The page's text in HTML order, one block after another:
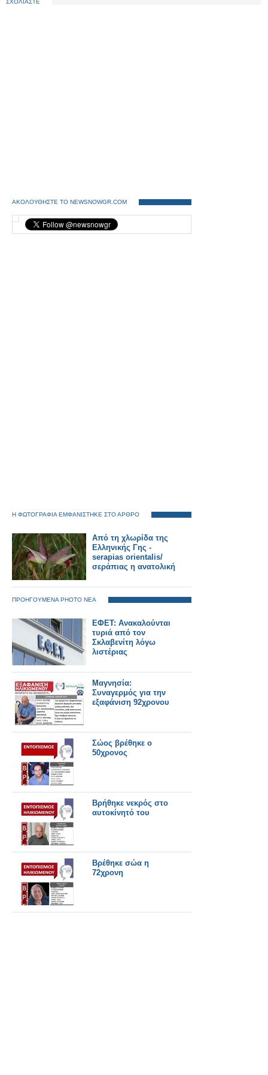
ΣΧΟΛΙΑΣΤΕ
ΑΚΟΛΟΥΘΗΣΤΕ ΤΟ NEWSNOWGR.COM
Η ΦΩΤΟΓΡΑΦΙΑ ΕΜΦΑΝΙΣΤΗΚΕ ΣΤΟ ΑΡΘΡΟ
Από τη χλωρίδα της
Ελληνικής Γης -
serapias orientalis/
σεράπιας η ανατολική
ΠΡΟΗΓΟΥΜΕΝΑ PHOTO ΝΕΑ
ΕΦΕΤ: Ανακαλούνται
τυριά από τον
Σκλαβενίτη λόγω
λιστέριας
Μαγνησία:
Συναγερμός για την
εξαφάνιση 92χρονου
Σώος βρέθηκε ο
50χρονος
Βρήθηκε νεκρός στο
αυτοκίνητό του
Βρέθηκε σώα η
72χρονη